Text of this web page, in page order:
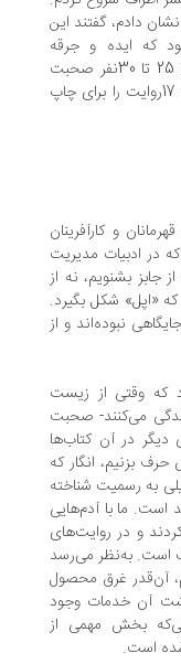
گفتند این
ایده و جرقه
مستندگاری کارخانه چیت‌سازی زده شد. من با 25 تا 30نفر صحبت
با مشورت گروه نشر اطراف 17روایت را برای چاپ
و کارآفرینان
مدیریت
نه از
شکل بگیرد.
و از
از زیست
صحبت
آن کتاب‌ها
انگار که
شناخته
با آدم‌هایی
در روایت‌های
به‌نظر می‌رسد
غرق محصول
خدمات وجود
مهمی از